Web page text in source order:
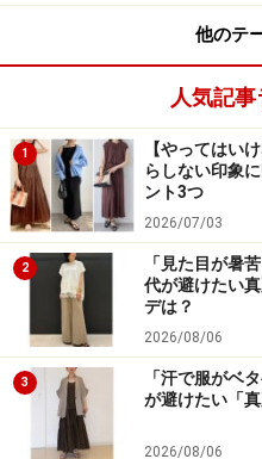
3. 爽やかで優しい
出典：WEAR
ピンクやライラックといっ
ウェイに登場する中、一際
しい印象の「スカイブル
つ、知的なムードも演出
ったりなんです。
こちらは、ややくすんだス
ラックスパンツを合わせ
他のテ
人気記
1
【やってはい
らしない印象
ント3つ
2026/07/03
2
「見た目が暑
代が避けたい
デは？
2026/08/06
3
「汗で服がベ
が避けたい「
2026/08/06